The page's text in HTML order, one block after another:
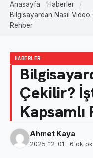
Anasayfa
Haberler
Bilgisayardan Nasıl Video
Rehber
HABERLER
Çekilir?
Kapsamlı
Ahmet Kaya
2025-12-01 · 6 dk